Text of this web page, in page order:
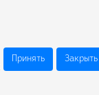
Принять Закрыть